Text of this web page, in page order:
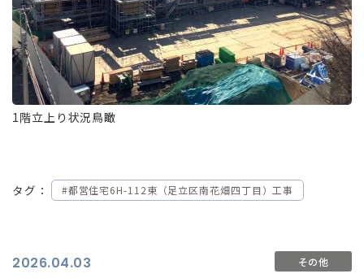
1階立上り状況鳥瞰
タグ： #都営住宅6H-112東（足立区南花畑四丁目）工事
2026.04.03 その他